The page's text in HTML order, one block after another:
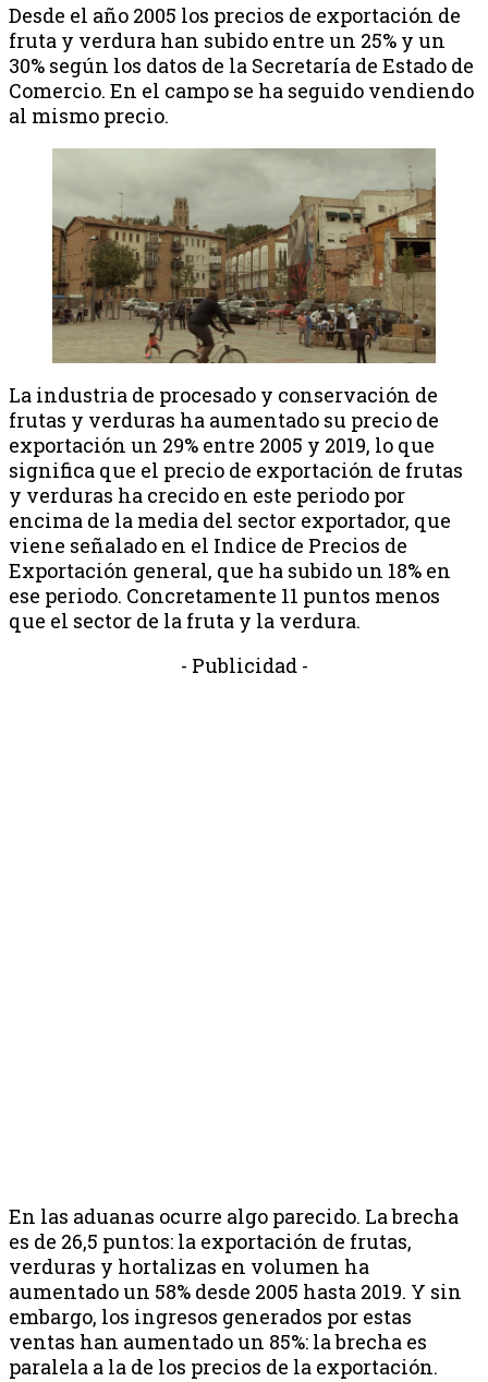
Desde el año 2005 los precios de exportación de
fruta y verdura han subido entre un 25% y un
30% según los datos de la Secretaría de Estado de
Comercio. En el campo se ha seguido vendiendo
al mismo precio.
La industria de procesado y conservación de
frutas y verduras ha aumentado su precio de
exportación un 29% entre 2005 y 2019, lo que
significa que el precio de exportación de frutas
y verduras ha crecido en este periodo por
encima de la media del sector exportador, que
viene señalado en el Indice de Precios de
Exportación general, que ha subido un 18% en
ese periodo. Concretamente 11 puntos menos
que el sector de la fruta y la verdura.
- Publicidad -
En las aduanas ocurre algo parecido. La brecha
es de 26,5 puntos: la exportación de frutas,
verduras y hortalizas en volumen ha
aumentado un 58% desde 2005 hasta 2019. Y sin
embargo, los ingresos generados por estas
ventas han aumentado un 85%: la brecha es
paralela a la de los precios de la exportación.